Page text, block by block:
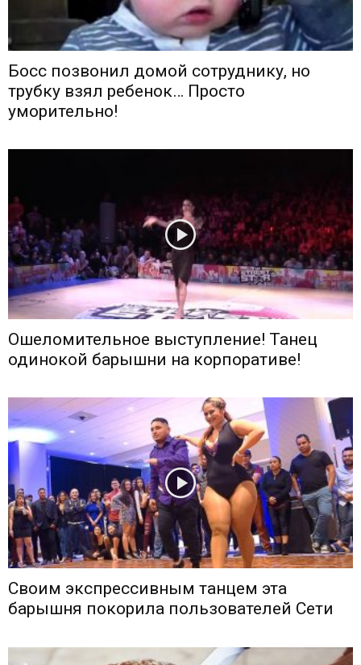
Босс позвонил домой сотруднику, но
трубку взял ребенок… Просто
уморительно!
Ошеломительное выступление! Танец
одинокой барышни на корпоративе!
Своим экспрессивным танцем эта
барышня покорила пользователей Сети